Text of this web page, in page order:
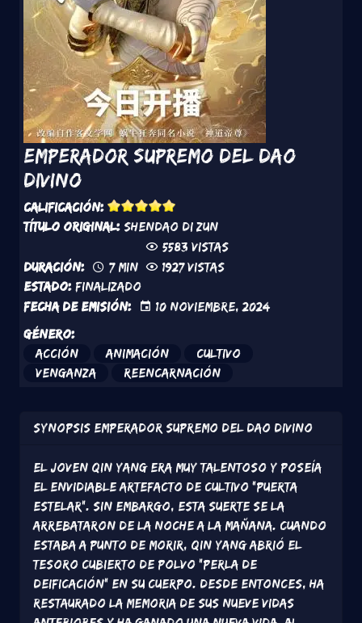
Emperador Supremo del Dao
Divino
Calificación:
Título original: Shendao Di Zun
Duración: 7 min
5583 vistas
1927 vistas
Estado: Finalizado
Fecha de emisión:
10 Noviembre, 2024
Género:
Acción
Animación
Cultivo
Venganza
Reencarnación
Synopsis Emperador Supremo del Dao Divino
El joven Qin Yang era muy talentoso y poseía
el envidiable artefacto de cultivo "Puerta
Estelar". Sin embargo, esta suerte se la
arrebataron de la noche a la mañana. Cuando
estaba a punto de morir, Qin Yang abrió el
tesoro cubierto de polvo "Perla de
deificación" en su cuerpo. Desde entonces, ha
restaurado la memoria de sus nueve vidas